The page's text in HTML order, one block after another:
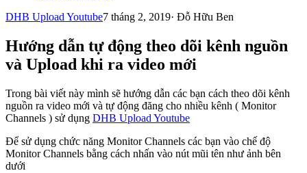
DHB Upload Youtube7 tháng 2, 2019· Đỗ Hữu Ben
Hướng dẫn tự động theo dõi kênh nguồn
và Upload khi ra video mới
Trong bài viết này mình sẽ hướng dẫn các bạn cách theo dõi kênh
nguồn ra video mới và tự động đăng cho nhiều kênh ( Monitor
Channels ) sử dụng DHB Upload Youtube
Để sử dụng chức năng Monitor Channels các bạn vào chế độ
Monitor Channels bằng cách nhấn vào nút mũi tên như ảnh bên
dưới